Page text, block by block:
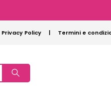
Privacy Policy | Termini e